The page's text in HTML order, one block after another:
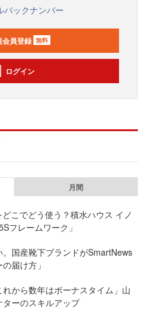
バックナンバー
会員登録 無料
ログイン
月間
こでどう使う？積水ハウス イノ
フレームワーク」
国産靴下ブランドがSmartNews
届け方」
れから数年はボーナスタイム」山
ーのスキルアップ